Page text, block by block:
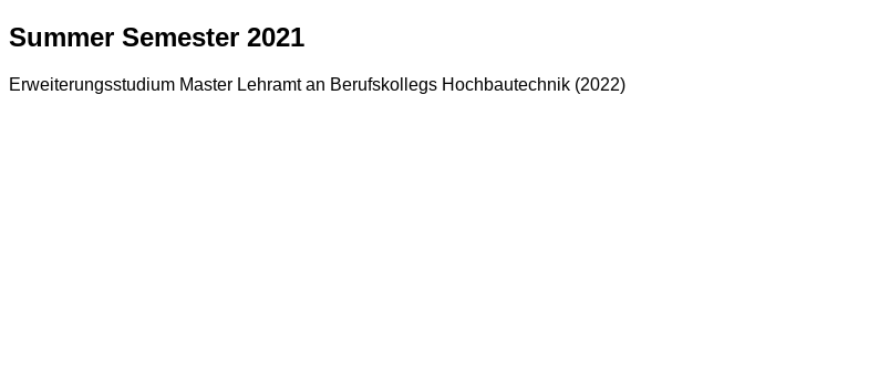
Summer Semester 2021
Erweiterungsstudium Master Lehramt an Berufskollegs Hochbautechnik (2022)